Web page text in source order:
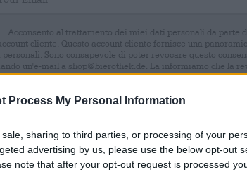
Process My Personal Information
sharing to third parties, or processing of your
advertising by us, please use the below opt-out
note that after your opt-out request is processed
Acconsento al trattamento dei miei dati personali da parte
cliente. Questo account cliente fornisce una
personali. Sono consapevole di poter revocare questo
un'e-mail a shop@bierothek.de. La informiamo che la
effettuato sulla base del suo consenso fino al
sono comprensivi di IVA. PiùNavigazionepiù